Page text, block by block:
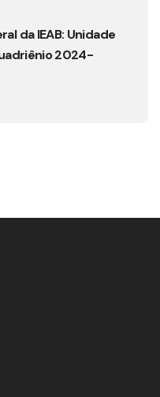
da IEAB: Unidade
2024-